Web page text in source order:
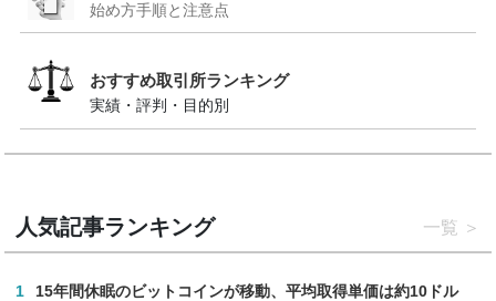
始め方手順と注意点
おすすめ取引所ランキング
実績・評判・目的別
人気記事ランキング 一覧
1 15年間休眠のビットコインが移動、平均取得単価は約10ドル